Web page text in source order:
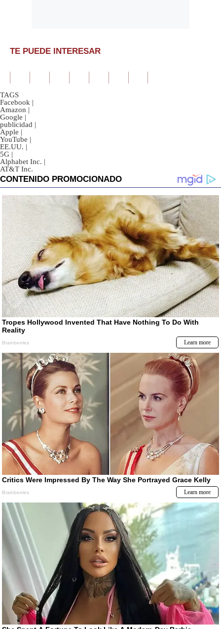
TE PUEDE INTERESAR
TAGS
Facebook |
Amazon |
Google |
publicidad |
Apple |
YouTube |
EE.UU. |
5G |
Alphabet Inc. |
AT&T Inc.